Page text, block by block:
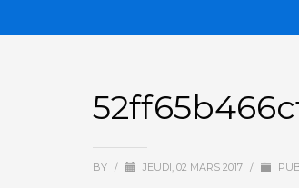
BY / JEUDI, 02 MARS 2017 /